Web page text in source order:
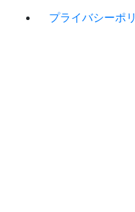
プライバシーポ